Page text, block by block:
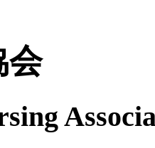
会